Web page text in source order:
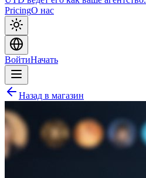
PricingО нас
ВойтиНачать
Назад в магазин